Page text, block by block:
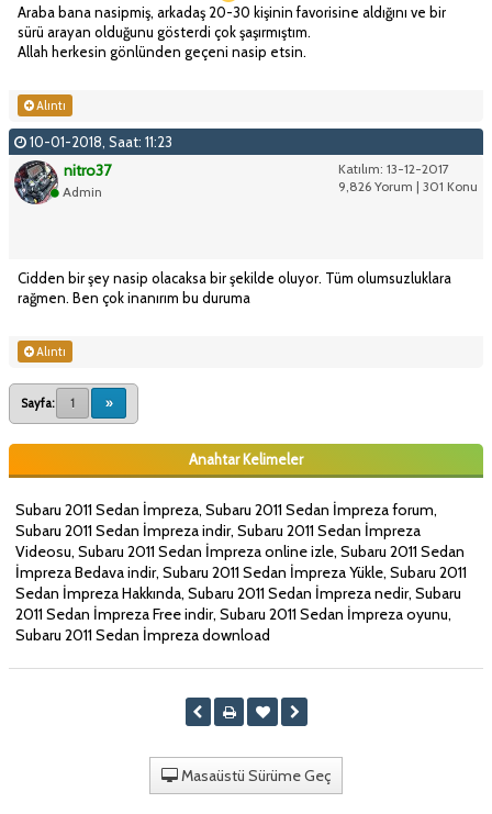
Araba bana nasipmiş, arkadaş 20-30 kişinin favorisine aldığını ve bir
sürü arayan olduğunu gösterdi çok şaşırmıştım.
Allah herkesin gönlünden geçeni nasip etsin.
Alıntı
10-01-2018, Saat: 11:23
Katılım: 13-12-2017
9,826 Yorum | 301 Konu
nitro37
Admin
Cidden bir şey nasip olacaksa bir şekilde oluyor. Tüm olumsuzluklara
rağmen. Ben çok inanırım bu duruma
Alıntı
Sayfa: 1 »
Anahtar Kelimeler
Subaru 2011 Sedan İmpreza, Subaru 2011 Sedan İmpreza forum,
Subaru 2011 Sedan İmpreza indir, Subaru 2011 Sedan İmpreza
Videosu, Subaru 2011 Sedan İmpreza online izle, Subaru 2011 Sedan
İmpreza Bedava indir, Subaru 2011 Sedan İmpreza Yükle, Subaru 2011
Sedan İmpreza Hakkında, Subaru 2011 Sedan İmpreza nedir, Subaru
2011 Sedan İmpreza Free indir, Subaru 2011 Sedan İmpreza oyunu,
Subaru 2011 Sedan İmpreza download
Masaüstü Sürüme Geç